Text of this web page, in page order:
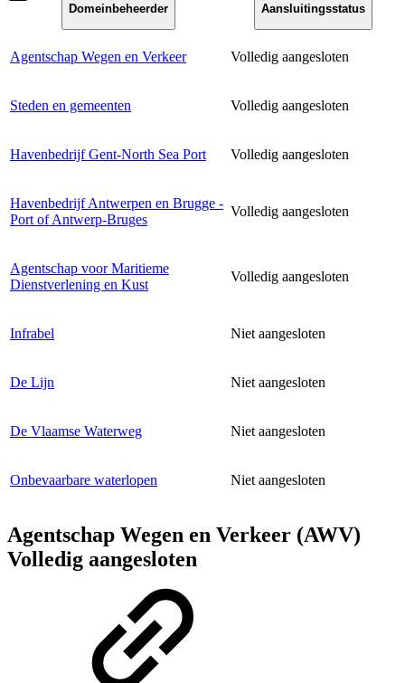
Domeinbeheerder Aansluitingsstatus
Agentschap Wegen en Verkeer Volledig aangesloten
Steden en gemeenten Volledig aangesloten
Havenbedrijf Gent-North Sea Port Volledig aangesloten
Havenbedrijf Antwerpen en Brugge -
Port of Antwerp-Bruges
Volledig aangesloten
Agentschap voor Maritieme
Dienstverlening en Kust
Volledig aangesloten
Infrabel Niet aangesloten
De Lijn Niet aangesloten
De Vlaamse Waterweg Niet aangesloten
Onbevaarbare waterlopen Niet aangesloten
Agentschap Wegen en Verkeer (AWV)
Volledig aangesloten